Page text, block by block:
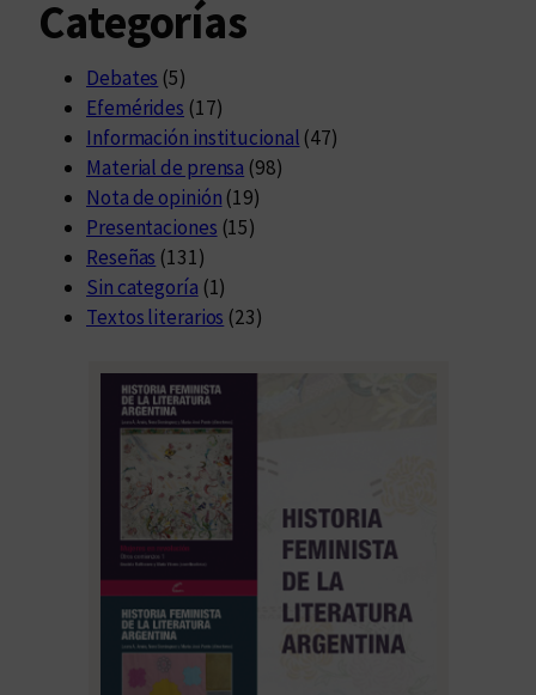
d
e
l
a
U
N
C
Categorías
Debates (5)
Efemérides (17)
Información institucional (47)
Material de prensa (98)
Nota de opinión (19)
Presentaciones (15)
Reseñas (131)
Sin categoría (1)
Textos literarios (23)